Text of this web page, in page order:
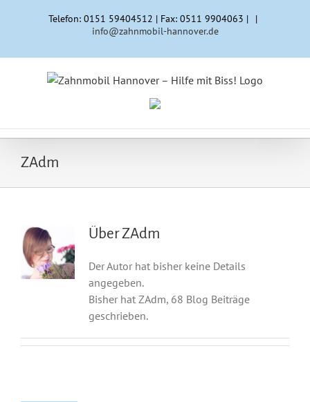
Telefon: 0151 59404512 | Fax: 0511 9904063 |
|
info@zahnmobil-hannover.de
ZAdm
ÜberZAdm
Der Autor hat bisher keine Details
angegeben.
Bisher hat ZAdm, 68 Blog Beiträge
geschrieben.